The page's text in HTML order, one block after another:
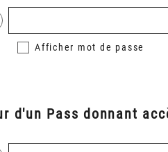
Afficher mot de passe
d'un Pass donnant